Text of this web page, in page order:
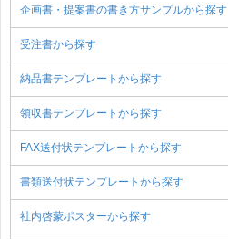
企画書・提案書の書き方サンプルから探す
受注書から探す
納品書テンプレートから探す
領収書テンプレートから探す
FAX送付状テンプレートから探す
書類送付状テンプレートから探す
社内啓蒙ポスターから探す